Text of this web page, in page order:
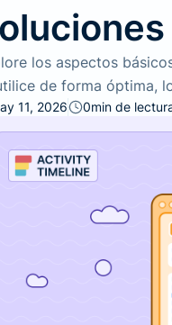
los aspectos
de forma óptima,
11, 2026 0min de